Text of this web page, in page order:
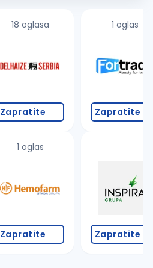
18 oglasa
Zapratite
1 oglas
Zapratite
1 oglas
Zapratite
Zapratite